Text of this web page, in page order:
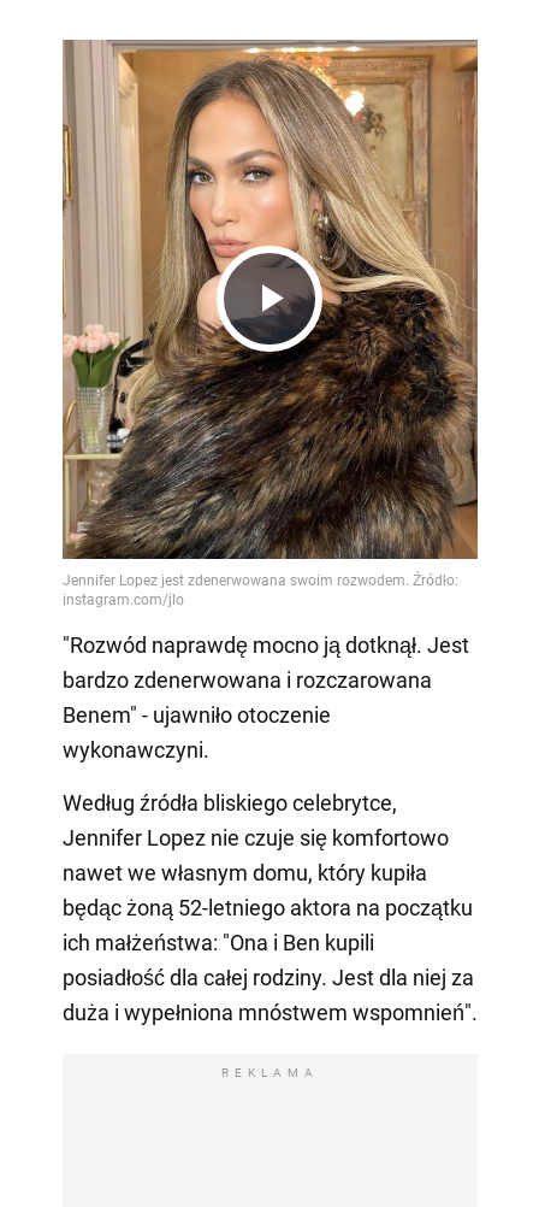
Play
Video
"Rozwód naprawdę mocno ją dotknął. Jest
bardzo zdenerwowana i rozczarowana
Benem" - ujawniło otoczenie
wykonawczyni.
Według źródła bliskiego celebrytce,
Jennifer Lopez nie czuje się komfortowo
nawet we własnym domu, który kupiła
będąc żoną 52-letniego aktora na początku
ich małżeństwa: "Ona i Ben kupili
posiadłość dla całej rodziny. Jest dla niej za
duża i wypełniona mnóstwem wspomnień".
REKLAMA